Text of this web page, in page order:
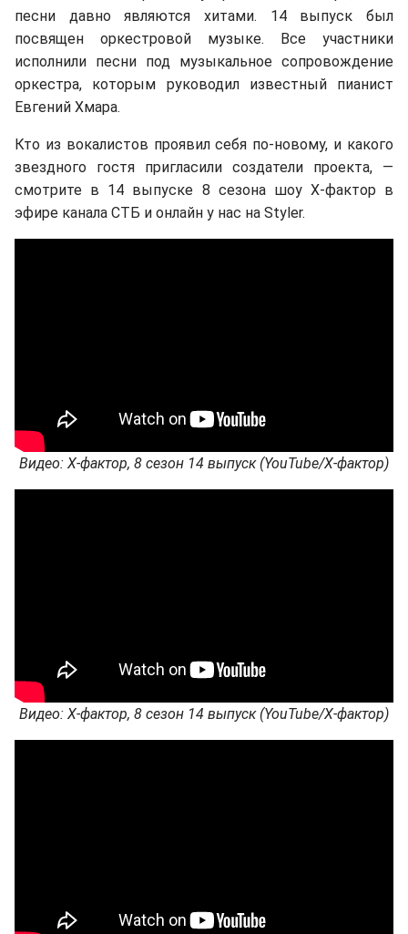
песни давно являются хитами. 14 выпуск был
посвящен оркестровой музыке. Все участники
исполнили песни под музыкальное сопровождение
оркестра, которым руководил известный пианист
Евгений Хмара.
Кто из вокалистов проявил себя по-новому, и какого
звездного гостя пригласили создатели проекта, —
смотрите в 14 выпуске 8 сезона шоу Х-фактор в
эфире канала СТБ и онлайн у нас на Styler.
Видео: Х-фактор, 8 сезон 14 выпуск (YouTube/Х-фактор)
Видео: Х-фактор, 8 сезон 14 выпуск (YouTube/Х-фактор)